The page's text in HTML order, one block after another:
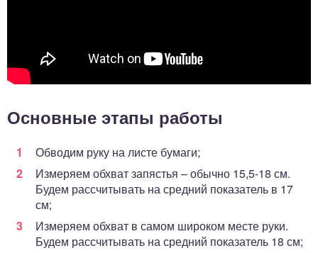
Основные этапы работы
Обводим руку на листе бумаги;
Измеряем обхват запястья – обычно 15,5-18 см.
Будем рассчитывать на средний показатель в 17
см;
Измеряем обхват в самом широком месте руки.
Будем рассчитывать на средний показатель 18 см;